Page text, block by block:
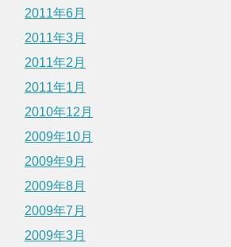
2011年6月
2011年3月
2011年2月
2011年1月
2010年12月
2009年10月
2009年9月
2009年8月
2009年7月
2009年3月